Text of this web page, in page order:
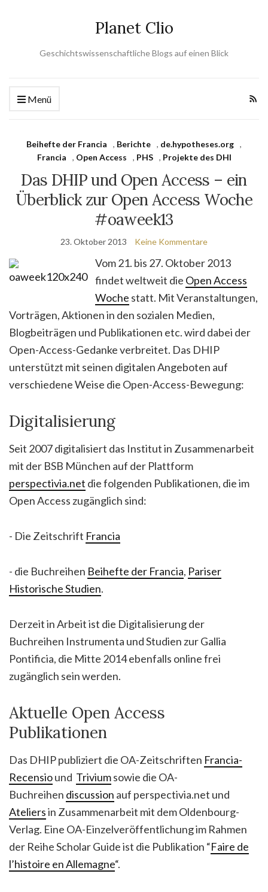
Planet Clio
Geschichtswissenschaftliche Blogs auf einen Blick
Menü
Beihefte der Francia , Berichte , de.hypotheses.org ,
Francia
, Open Access , PHS , Projekte des DHI
Das DHIP und Open Access – ein
Überblick zur Open Access Woche
#oaweek13
23. Oktober 2013 Keine Kommentare
Vom 21. bis 27. Oktober 2013
findet weltweit die Open Access
Woche statt. Mit Veranstaltungen,
Vorträgen, Aktionen in den sozialen Medien,
Blogbeiträgen und Publikationen etc. wird dabei der
Open-Access-Gedanke verbreitet. Das DHIP
unterstützt mit seinen digitalen Angeboten auf
verschiedene Weise die Open-Access-Bewegung:
Digitalisierung
Seit 2007 digitalisiert das Institut in Zusammenarbeit
mit der BSB München auf der Plattform
perspectivia.net die folgenden Publikationen, die im
Open Access zugänglich sind:
- Die Zeitschrift Francia
- die Buchreihen Beihefte der Francia, Pariser
Historische Studien.
Derzeit in Arbeit ist die Digitalisierung der
Buchreihen Instrumenta und Studien zur Gallia
Pontificia, die Mitte 2014 ebenfalls online frei
zugänglich sein werden.
Aktuelle Open Access
Publikationen
Das DHIP publiziert die OA-Zeitschriften Francia-
Recensiound Triviumsowie die OA-
Buchreihen discussion auf perspectivia.net und
Ateliersin Zusammenarbeit mit dem Oldenbourg-
Verlag. Eine OA-Einzelveröffentlichung im Rahmen
der Reihe Scholar Guide ist die Publikation “Faire de
l’histoire en Allemagne“.